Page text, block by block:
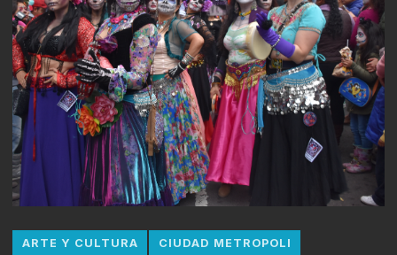
ARTE Y CULTURA CIUDAD METROPOLI